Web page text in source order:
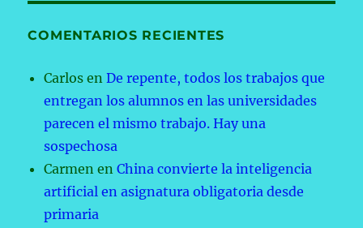
COMENTARIOS RECIENTES
Carlos enDe repente, todos los trabajos que
entregan los alumnos en las universidades
parecen el mismo trabajo. Hay una
sospechosa
Carmen enChina convierte la inteligencia
artificial en asignatura obligatoria desde
primaria